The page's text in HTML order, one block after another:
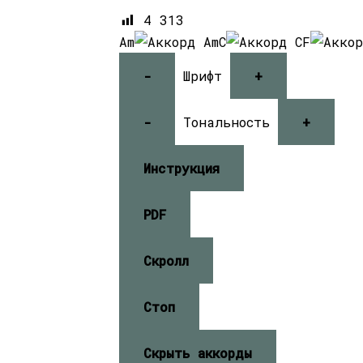
4 313
Am
C
F
-
Шрифт +
- Тональность +
Инструкция
PDF
Скролл
Стоп
Скрыть аккорды